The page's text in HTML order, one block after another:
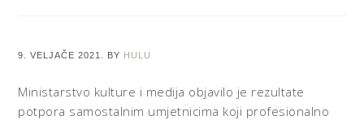
9. VELJAČE 2021. BY HULU
Ministarstvo kulture i medija objavilo je rezultate
potpora samostalnim umjetnicima koji profesionalno